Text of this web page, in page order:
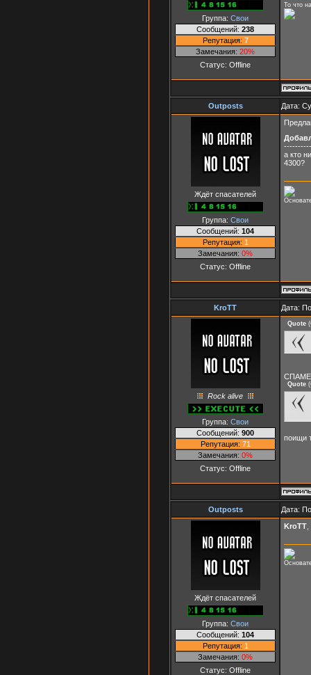
Группа: Свои
Сообщений: 238
Репутация: 7
Замечания: 20%
Статус: Offline
То что
Outposts Дата:
Ждёт спасателей
Группа: Свои
Сообщений: 104
Репутация: 1
Замечания: 0%
Статус: Offline
а кто
4300?
KroTT Дата:
Rock alive
Группа: Свои
Сообщений: 900
Репутация: 71
Замечания: 0%
Статус: Offline
Quote (
Quote (
поищи
Outposts Дата:
Ждёт спасателей
Группа: Свои
Сообщений: 104
Репутация: 1
Замечания: 0%
Статус: Offline
KroTT